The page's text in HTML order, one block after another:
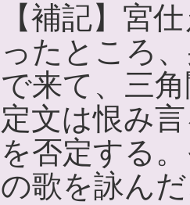
【補記】宮
ったところ
で来て、三
定文は恨み
を否定する
の歌を詠ん